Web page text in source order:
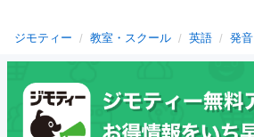
ジモティー 教室・スクール 英語 発音